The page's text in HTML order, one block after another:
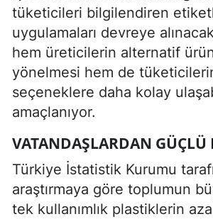
tüketicileri bilgilendiren
uygulamaları devreye
hem üreticilerin alternatif
yönelmesi hem de
seçeneklere daha kolay
amaçlanıyor.
VATANDAŞLARDAN GÜÇLÜ
Türkiye İstatistik Kurumu
araştırmaya göre toplumun
tek kullanımlık plastiklerin